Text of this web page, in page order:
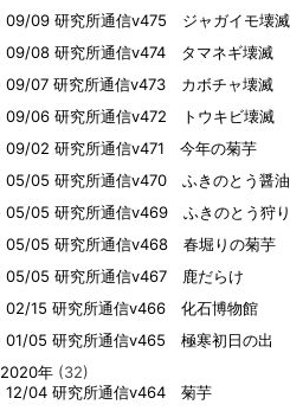
09/09 研究所通信v475 ジャガイモ壊滅
09/08 研究所通信v474 タマネギ壊滅
09/07 研究所通信v473 カボチャ壊滅
09/06 研究所通信v472 トウキビ壊滅
09/02 研究所通信v471 今年の菊芋
05/05 研究所通信v470 ふきのとう醤油
05/05 研究所通信v469 ふきのとう狩り
05/05 研究所通信v468 春堀りの菊芋
05/05 研究所通信v467 鹿だらけ
02/15 研究所通信v466 化石博物館
01/05 研究所通信v465 極寒初日の出
2020年(32)
12/04 研究所通信v464 菊芋